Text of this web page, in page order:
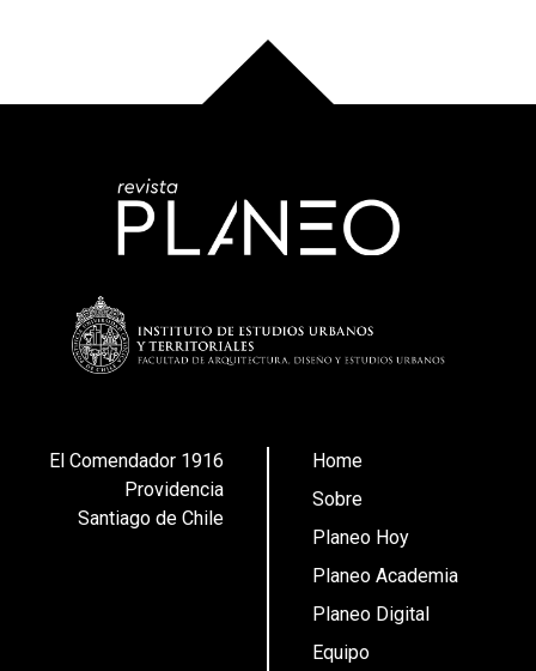
El Comendador 1916
Providencia
Santiago de Chile
Home
Sobre
Planeo Hoy
Planeo Academia
Planeo Digital
Equipo